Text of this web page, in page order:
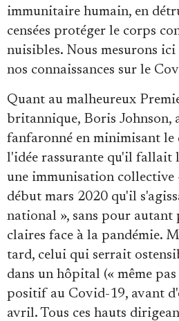
immunitaire humain, en
censées protéger le corps
nuisibles. Nous mesurons
nos connaissances sur le
Quant au malheureux
britannique, Boris Johnson,
fanfaronné en minimisant le
l'idée rassurante qu'il fallait
une immunisation collective
début mars 2020 qu'il
national », sans pour autant
claires face à la pandémie.
tard, celui qui serrait
dans un hôpital (« même
positif au Covid-19, avant
avril. Tous ces hauts